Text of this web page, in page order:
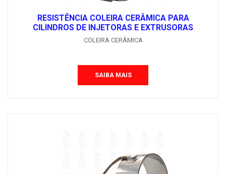
RESISTÊNCIA COLEIRA CERÂMICA PARA
CILINDROS DE INJETORAS E EXTRUSORAS
COLEIRA CERÂMICA
SAIBA MAIS